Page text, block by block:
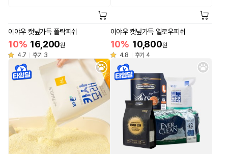
이야우 캣닢가득 폴락피쉬
10% 16,200원
4.7
후기 3
이야우 캣닢가득 옐로우피쉬
10% 10,800원
4.8
후기 4